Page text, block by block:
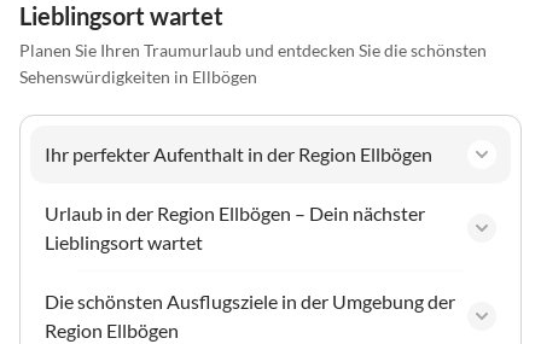
Lieblingsort wartet
Planen Sie Ihren Traumurlaub und entdecken Sie die schönsten
Sehenswürdigkeiten in Ellbögen
Ihr perfekter Aufenthalt in der Region Ellbögen
Urlaub in der Region Ellbögen – Dein nächster
Lieblingsort wartet
Die schönsten Ausflugsziele in der Umgebung der
Region Ellbögen